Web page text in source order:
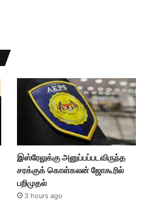
இஸ்ரேலுக்கு அனுப்பப்படவிருந்த
சரக்குக் கொள்கலன் ஜோகூரில்
பறிமுதல்
3 hours ago